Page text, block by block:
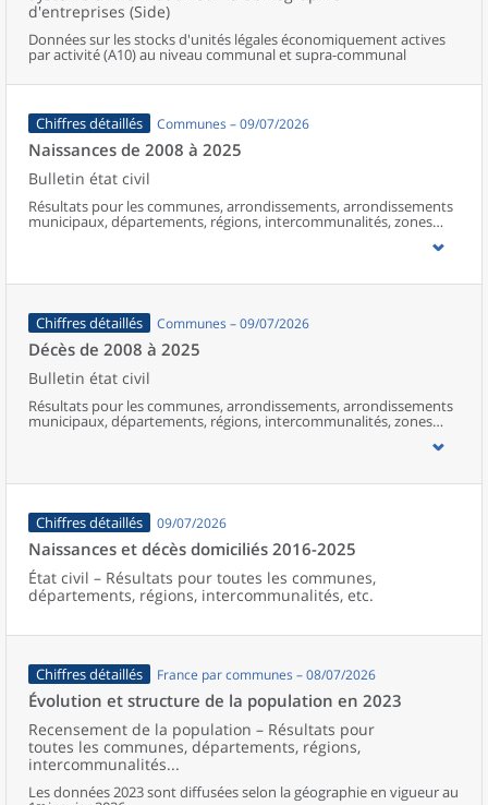
d'entreprises (Side)
Données sur les stocks d'unités légales économiquement actives
par activité (A10) au niveau communal et supra-communal
Chiffres détaillés Communes – 09/07/2026
Naissances de 2008 à 2025
Bulletin état civil
Résultats pour les communes, arrondissements, arrondissements
municipaux, départements, régions, intercommunalités, zones
d’emploi, bassins de vie, unités urbaines et aires d’attraction des
Chiffres détaillés Communes – 09/07/2026
Décès de 2008 à 2025
Bulletin état civil
Résultats pour les communes, arrondissements, arrondissements
municipaux, départements, régions, intercommunalités, zones
d’emploi, bassins de vie, unités urbaines et aires d’attraction des
Chiffres détaillés 09/07/2026
Naissances et décès domiciliés 2016-2025
État civil – Résultats pour toutes les communes,
départements, régions, intercommunalités, etc.
Chiffres détaillés France par communes – 08/07/2026
Évolution et structure de la population en 2023
Recensement de la population – Résultats pour
toutes les communes, départements, régions,
intercommunalités...
Les données 2023 sont diffusées selon la géographie en vigueur au